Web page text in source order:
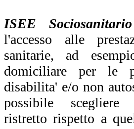
ISEE Sociosanitario
l'accesso alle
sanitarie, ad
domiciliare per le
disabilita' e/o non
possibile
ristretto rispetto a